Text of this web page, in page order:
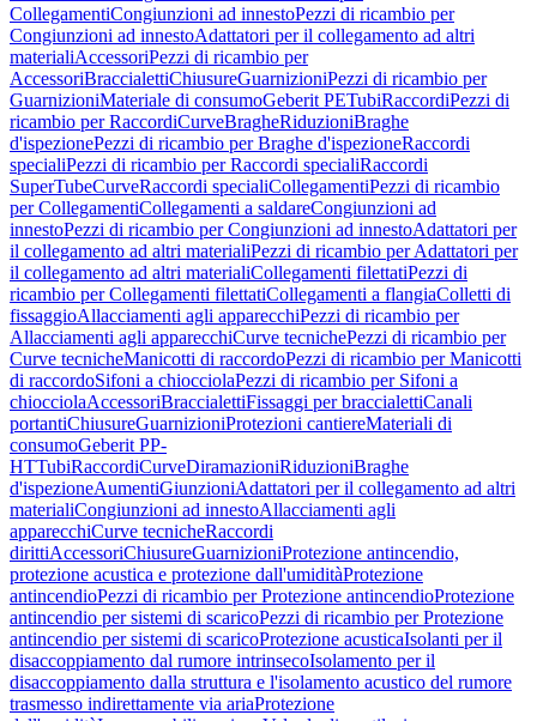
CollegamentiCongiunzioni ad innestoPezzi di ricambio per
Congiunzioni ad innestoAdattatori per il collegamento ad altri
materialiAccessoriPezzi di ricambio per
AccessoriBraccialettiChiusureGuarnizioniPezzi di ricambio per
GuarnizioniMateriale di consumoGeberit PETubiRaccordiPezzi di
ricambio per RaccordiCurveBragheRiduzioniBraghe
d'ispezionePezzi di ricambio per Braghe d'ispezioneRaccordi
specialiPezzi di ricambio per Raccordi specialiRaccordi
SuperTubeCurveRaccordi specialiCollegamentiPezzi di ricambio
per CollegamentiCollegamenti a saldareCongiunzioni ad
innestoPezzi di ricambio per Congiunzioni ad innestoAdattatori per
il collegamento ad altri materialiPezzi di ricambio per Adattatori per
il collegamento ad altri materialiCollegamenti filettatiPezzi di
ricambio per Collegamenti filettatiCollegamenti a flangiaColletti di
fissaggioAllacciamenti agli apparecchiPezzi di ricambio per
Allacciamenti agli apparecchiCurve tecnichePezzi di ricambio per
Curve tecnicheManicotti di raccordoPezzi di ricambio per Manicotti
di raccordoSifoni a chiocciolaPezzi di ricambio per Sifoni a
chiocciolaAccessoriBraccialettiFissaggi per braccialettiCanali
portantiChiusureGuarnizioniProtezioni cantiereMateriali di
consumoGeberit PP-
HTTubiRaccordiCurveDiramazioniRiduzioniBraghe
d'ispezioneAumentiGiunzioniAdattatori per il collegamento ad altri
materialiCongiunzioni ad innestoAllacciamenti agli
apparecchiCurve tecnicheRaccordi
dirittiAccessoriChiusureGuarnizioniProtezione antincendio,
protezione acustica e protezione dall'umiditàProtezione
antincendioPezzi di ricambio per Protezione antincendioProtezione
antincendio per sistemi di scaricoPezzi di ricambio per Protezione
antincendio per sistemi di scaricoProtezione acusticaIsolanti per il
disaccoppiamento dal rumore intrinsecoIsolamento per il
disaccoppiamento dalla struttura e l'isolamento acustico del rumore
trasmesso indirettamente via ariaProtezione